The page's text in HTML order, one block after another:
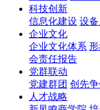
科技创新
信息化建设 设
企业文化
企业文化体系 形
会责任报告
党群联动
党建群团 创先
人才战略